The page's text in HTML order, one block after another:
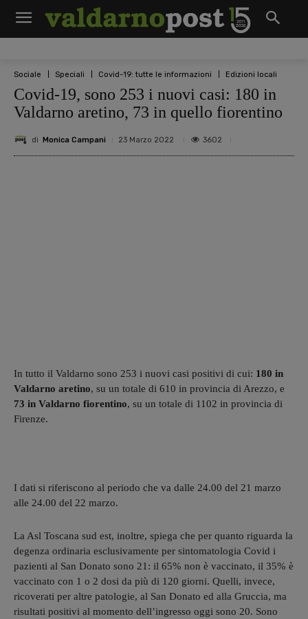
Sociale Speciali Covid-19: tutte le informazioni Edizioni locali
Covid-19, sono 253 i nuovi casi: 180 in
Valdarno aretino, 73 in quello fiorentino
di Monica Campani 23 Marzo 2022 3602
In tutto il Valdarno sono 253 i nuovi casi positivi di cui: 180 in
Valdarno aretino, su un totale di 610 in provincia di Arezzo, e
73 in Valdarno fiorentino, su un totale di 1102 in provincia di
Firenze.
I dati si riferiscono al periodo che va dalle 24.00 del 21 marzo
alle 24.00 del 22 marzo.
La Asl Toscana sud est, inoltre, spiega che per quanto riguarda la
degenza ordinaria esclusivamente per sintomatologia Covid i
pazienti al San Donato sono 21: il 65% non è vaccinato, il 35% è
vaccinato con 1 o 2 dosi da più di 120 giorni. Quelli, invece,
ricoverati per altre patologie, al San Donato ed alla Gruccia, ma
risultati positivi al momento dell’ingresso oggi sono 20. Sono